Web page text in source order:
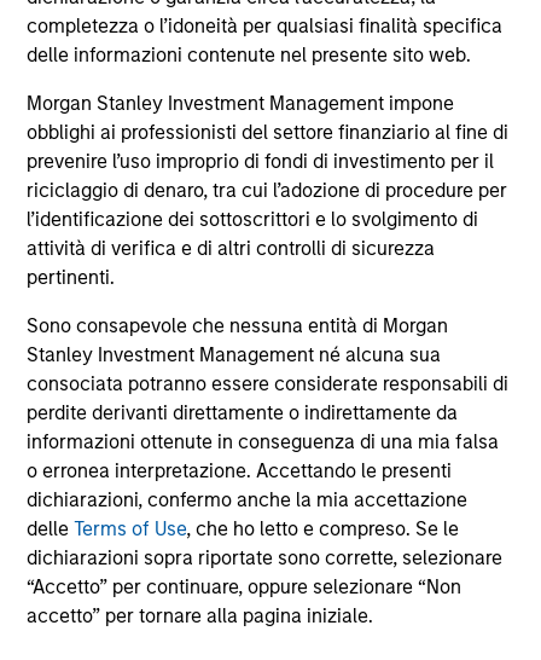
completezza o l’idoneità per qualsiasi finalità specifica
delle informazioni contenute nel presente sito web.
Morgan Stanley Investment Management impone
obblighi ai professionisti del settore finanziario al fine di
prevenire l’uso improprio di fondi di investimento per il
riciclaggio di denaro, tra cui l’adozione di procedure per
l’identificazione dei sottoscrittori e lo svolgimento di
attività di verifica e di altri controlli di sicurezza
pertinenti.
Sono consapevole che nessuna entità di Morgan
Stanley Investment Management né alcuna sua
consociata potranno essere considerate responsabili di
perdite derivanti direttamente o indirettamente da
informazioni ottenute in conseguenza di una mia falsa
o erronea interpretazione. Accettando le presenti
dichiarazioni, confermo anche la mia accettazione
delleTerms of Use, che ho letto e compreso. Se le
dichiarazioni sopra riportate sono corrette, selezionare
“Accetto” per continuare, oppure selezionare “Non
accetto” per tornare alla pagina iniziale.
all’emissione e al rimborso delle azioni. La fonte di tutti i
dati relativi alle performance e agli indici è Morgan Stanley
Investment Management Limited (“MSIM Ltd”).
Il valore degli investimenti e i proventi da essi derivanti
possono aumentare come diminuire e un investitore può
non
recuperare l'importo investito.
I dati di performance per i comparti con track record
inferiore a un anno non sono illustrati. Le performance sono
calcolate al netto delle commissioni. I dati di performance
da inizio anno non sono annualizzati. Le performance di
altre classi di azioni, se disponibili, potrebbero essere
diverse. Prima di investire si consiglia di valutare
attentamente gli obiettivi d’investimento, i rischi, le
commissioni e le spese del comparto.
Il ricorso alla leva aumenta i rischi: una variazione
relativamente contenuta nel valore di un investimento può
determinare una variazione molto più elevata, sia in senso
positivo che negativo, nel valore di quell’investimento e, di
conseguenza, nel valore del Comparto.
Alcuni documenti disponibili in questo sito possono
riguardare più comparti della gamma Morgan Stanley
Investment Funds. Si fa presente che non tutti i comparti